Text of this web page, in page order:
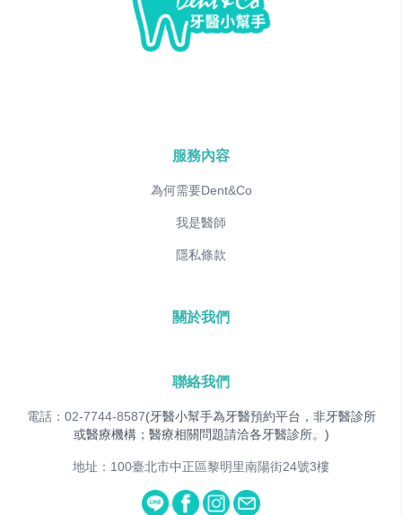
服務內容
為何需要Dent&Co
我是醫師
隱私條款
關於我們
聯絡我們
電話：02-7744-8587(牙醫小幫手為牙醫預約平台，非牙醫診所
或醫療機構；醫療相關問題請洽各牙醫診所。)
地址：100臺北市中正區黎明里南陽街24號3樓